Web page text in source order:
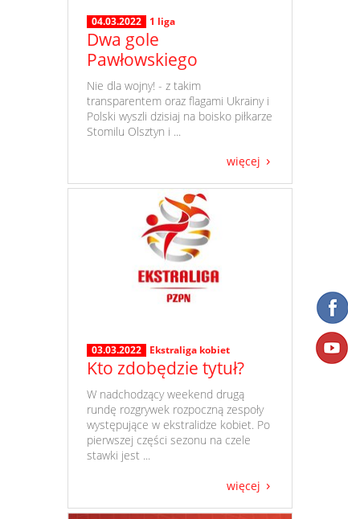
04.03.2022 1 liga
Dwa gole
Pawłowskiego
​ Nie dla wojny! - z takim
transparentem oraz flagami Ukrainy i
Polski wyszli dzisiaj na boisko piłkarze
Stomilu Olsztyn i ...
więcej
03.03.2022 Ekstraliga kobiet
Kto zdobędzie tytuł?
​ W nadchodzący weekend drugą
rundę rozgrywek rozpoczną zespoły
występujące w ekstralidze kobiet. Po
pierwszej części sezonu na czele
stawki jest ...
więcej